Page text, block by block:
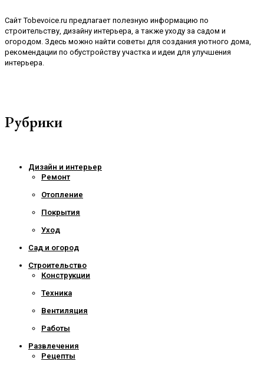
Сайт Tobevoice.ru предлагает полезную информацию по
строительству, дизайну интерьера, а также уходу за садом и
огородом. Здесь можно найти советы для создания уютного дома,
рекомендации по обустройству участка и идеи для улучшения
интерьера.
Рубрики
Дизайн и интерьер
Ремонт
Отопление
Покрытия
Уход
Сад и огород
Строительство
Конструкции
Техника
Вентиляция
Работы
Развлечения
Рецепты